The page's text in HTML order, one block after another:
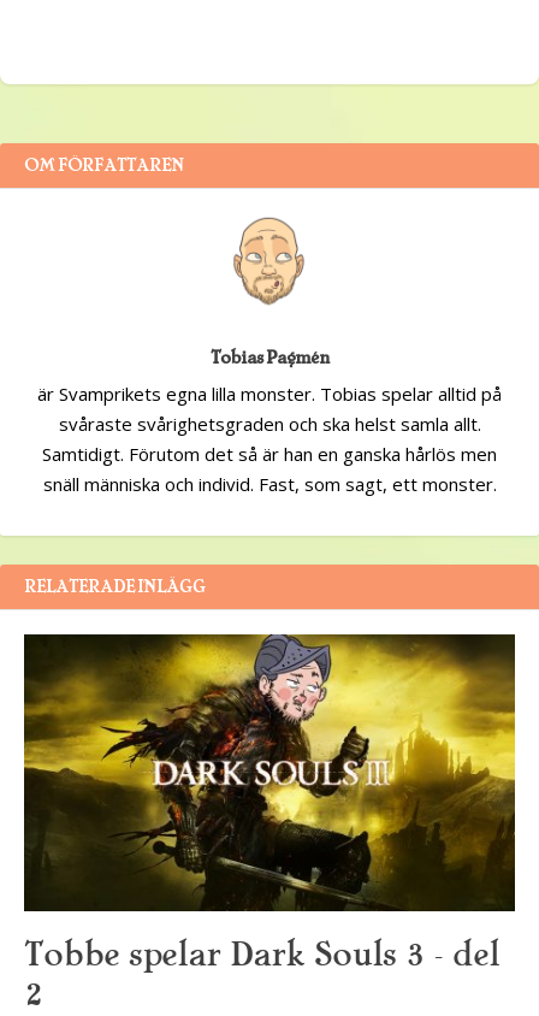
OM FÖRFATTAREN
Tobias Pagmén
är Svamprikets egna lilla monster. Tobias spelar alltid på
svåraste svårighetsgraden och ska helst samla allt.
Samtidigt. Förutom det så är han en ganska hårlös men
snäll människa och individ. Fast, som sagt, ett monster.
RELATERADE INLÄGG
Tobbe spelar Dark Souls 3 – del
2